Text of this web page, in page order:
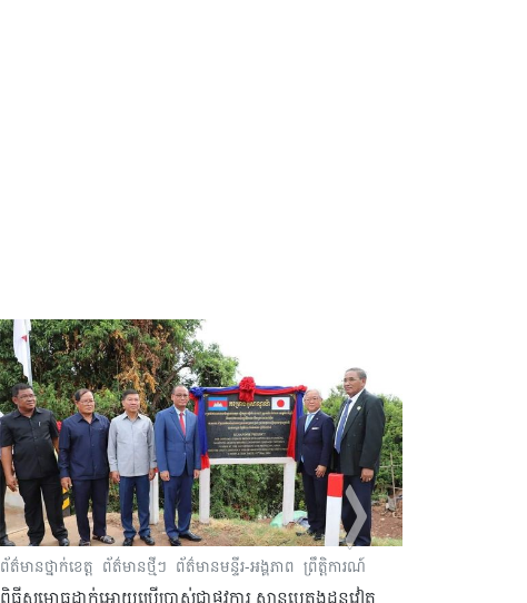
ព័ត៌មានថ្នាក់ខេត្ត ព័ត៌មានថ្មីៗ ព័ត៌មានមន្ទីរ-អង្គភាព ព្រឹត្តិការណ៍
ពិធីសម្ពោធដាក់អោយប្រើប្រាស់ជាផ្លូវការ ស្ពានបេតុងដូនវៀត